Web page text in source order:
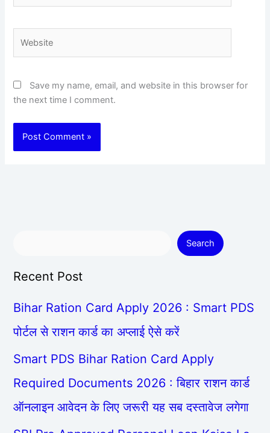
Save my name, email, and website in this browser for
the next time I comment.
Search
Recent Post
Bihar Ration Card Apply 2026 : Smart PDS
पोर्टल से राशन कार्ड का अप्लाई ऐसे करें
Smart PDS Bihar Ration Card Apply
Required Documents 2026 : बिहार राशन कार्ड
ऑनलाइन आवेदन के लिए जरूरी यह सब दस्तावेज लगेगा